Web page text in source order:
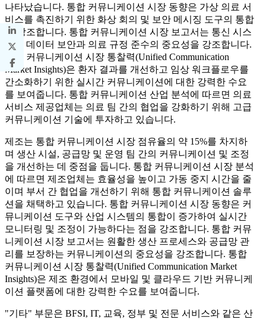
나타났습니다. 통합 커뮤니케이션 시장 동향은 가상 의료 서
비스를 촉진하기 위한 화상 회의 및 보안 메시징 도구의 통합
을 강조합니다. 통합 커뮤니케이션 시장 보고서는 통신 시스
템의 데이터 보안과 의료 규정 준수의 중요성을 강조합니다.
통합 커뮤니케이션 시장 통찰력(Unified Communication
Market Insights)은 환자 결과를 개선하고 임상 워크플로우를
간소화하기 위한 실시간 커뮤니케이션에 대한 강력한 수요
를 보여줍니다. 통합 커뮤니케이션 산업 분석에 따르면 의료
서비스 제공업체는 의료 팀 간의 협업을 강화하기 위해 고급
커뮤니케이션 기술에 투자하고 있습니다.
제조는 통합 커뮤니케이션 시장 점유율의 약 15%를 차지하
며 생산 시설, 공급망 및 운영 팀 간의 커뮤니케이션 및 조정
을 개선하는 데 중점을 둡니다. 통합 커뮤니케이션 시장 분석
에 따르면 제조업체는 효율성을 높이고 가동 중지 시간을 줄
이며 부서 간 협업을 개선하기 위해 통합 커뮤니케이션 솔루
션을 채택하고 있습니다. 통합 커뮤니케이션 시장 동향은 커
뮤니케이션 도구와 산업 시스템의 통합이 증가하여 실시간
모니터링 및 조정이 가능하다는 점을 강조합니다. 통합 커뮤
니케이션 시장 보고서는 원활한 생산 프로세스와 공급망 관
리를 보장하는 커뮤니케이션의 중요성을 강조합니다. 통합
커뮤니케이션 시장 통찰력(Unified Communication Market
Insights)은 제조 환경에서 모바일 및 클라우드 기반 커뮤니케
이션 플랫폼에 대한 강력한 수요를 보여줍니다.
"기타" 부문은 BFSI, IT, 교육, 정부 및 전문 서비스와 같은 산